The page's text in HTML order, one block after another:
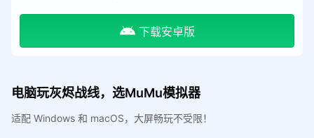
下载安卓版
电脑玩灰烬战线，选MuMu模拟器
适配 Windows 和 macOS，大屏畅玩不受限！